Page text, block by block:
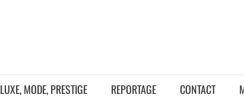
LUXE, MODE, PRESTIGE REPORTAGE CONTACT